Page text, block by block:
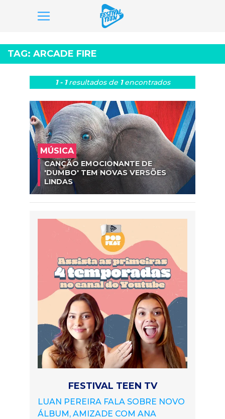
para
o
conteúdo
TAG: ARCADE FIRE
1 - 1resultados de 1encontrados
MÚSICA
CANÇÃO EMOCIONANTE DE
'DUMBO' TEM NOVAS VERSÕES
LINDAS
FESTIVAL TEEN TV
LUAN PEREIRA FALA SOBRE NOVO
ÁLBUM, AMIZADE COM ANA